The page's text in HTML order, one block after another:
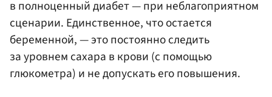
в полноценный диабет — при неблагоприятном
сценарии. Единственное, что остается
беременной, — это постоянно следить
за уровнем сахара в крови (с помощью
глюкометра) и не допускать его повышения.